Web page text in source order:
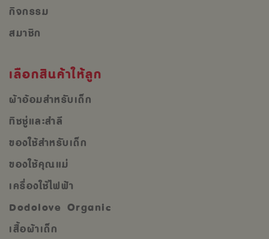
กิจกรรม
สมาชิก
เลือกสินค้าให้ลูก
ผ้าอ้อมสำหรับเด็ก
ทิชชู่และสำลี
ของใช้สำหรับเด็ก
ของใช้คุณแม่
เครื่องใช้ไฟฟ้า
Dodolove Organic
เสื้อผ้าเด็ก